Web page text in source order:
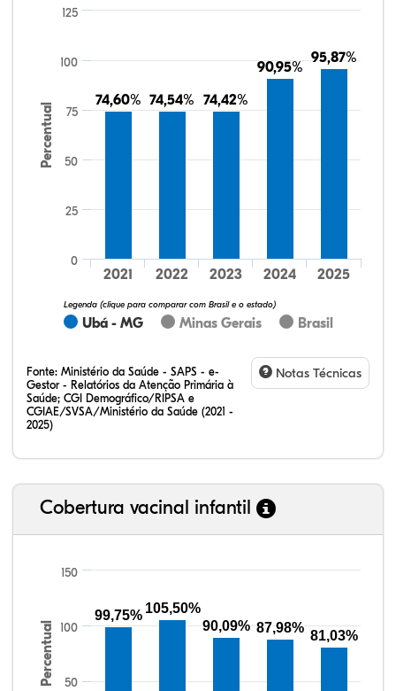
Percentual
74,60%
74,60% 74,54%
74,54% 74,42%
74,42%
90,95%
90,95%
95,87%
95,87%
Ubá - MG Minas Gerais Brasil
Legenda (clique para comparar com Brasil e o estado)
2021 2022 2023 2024 2025
0
25
50
75
100
125
Fonte: Ministério da Saúde - SAPS - e-
Gestor - Relatórios da Atenção Primária à
Saúde; CGI Demográfico/RIPSA e
CGIAE/SVSA/Ministério da Saúde (2021 -
2025)
Notas Técnicas
Cobertura vacinal infantil
Percentual 50
100
150
99,75% 105,50%
90,09% 87,98%
81,03%